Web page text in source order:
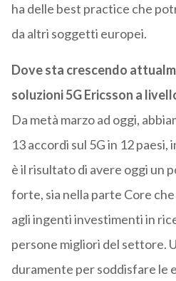
ha delle best practice che
da altri soggetti europei.
Dove sta crescendo
soluzioni 5G Ericsson a
Da metà marzo ad oggi,
13 accordi sul 5G in 12
è il risultato di avere oggi un
forte, sia nella parte Core
agli ingenti investimenti in
persone migliori del settore.
duramente per soddisfare le